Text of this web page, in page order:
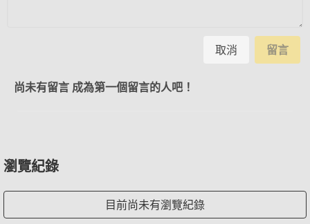
取消 留言
尚未有留言 成為第一個留言的人吧！
瀏覽紀錄
目前尚未有瀏覽紀錄